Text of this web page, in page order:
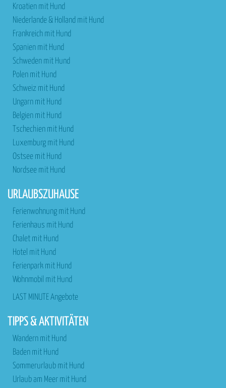
Kroatien mit Hund
Niederlande & Holland mit Hund
Frankreich mit Hund
Spanien mit Hund
Schweden mit Hund
Polen mit Hund
Schweiz mit Hund
Ungarn mit Hund
Belgien mit Hund
Tschechien mit Hund
Luxemburg mit Hund
Ostsee mit Hund
Nordsee mit Hund
URLAUBSZUHAUSE
Ferienwohnung mit Hund
Ferienhaus mit Hund
Chalet mit Hund
Hotel mit Hund
Ferienpark mit Hund
Wohnmobil mit Hund
LAST MINUTE Angebote
TIPPS & AKTIVITÄTEN
Wandern mit Hund
Baden mit Hund
Sommerurlaub mit Hund
Urlaub am Meer mit Hund